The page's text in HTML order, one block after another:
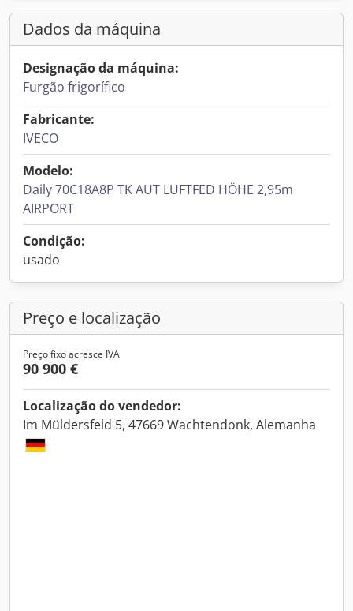
Dados da máquina
Designação da máquina:
Furgão frigorífico
Fabricante:
IVECO
Modelo:
Daily 70C18A8P TK AUT LUFTFED HÖHE 2,95m
AIRPORT
Condição:
usado
Preço e localização
Preço fixo acresce IVA
90 900 €
Localização do vendedor:
Im Müldersfeld 5, 47669 Wachtendonk, Alemanha